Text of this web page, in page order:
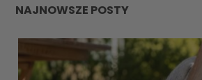
NAJNOWSZE POSTY